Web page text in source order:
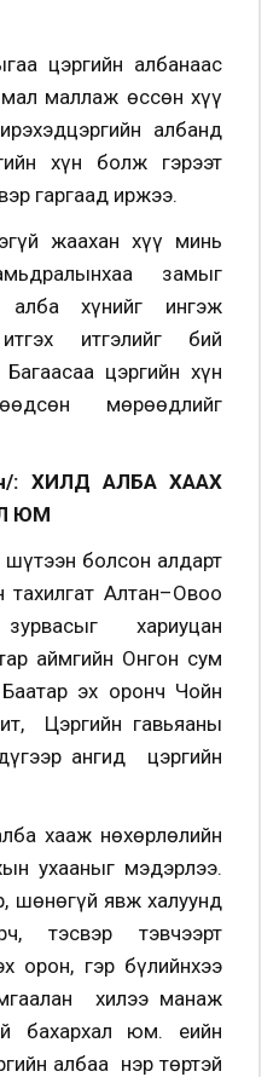
цэргийн албанаас
маллаж өссөн хүү
албанд
хүн болж гэрээт
гаргаад иржээ.
жаахан хүү минь
замыг
алба хүнийг ингэж
итгэлийг бий
цэргийн хүн
мөрөөдлийг
: ХИЛД АЛБА ХААХ
ЮМ
болсон алдарт
Алтан–Овоо
хариуцан
аймгийн Онгон сум
эх оронч Чойн
Цэргийн гавьяаны
ангид цэргийн
хааж нөхөрлөлийн
ухааныг мэдэрлээ.
шөнөгүй явж халуунд
тэсвэр тэвчээрт
орон, гэр бүлийнхээ
хилээ манаж
бахархал юм. Үеийн
албаа нэр төртэй